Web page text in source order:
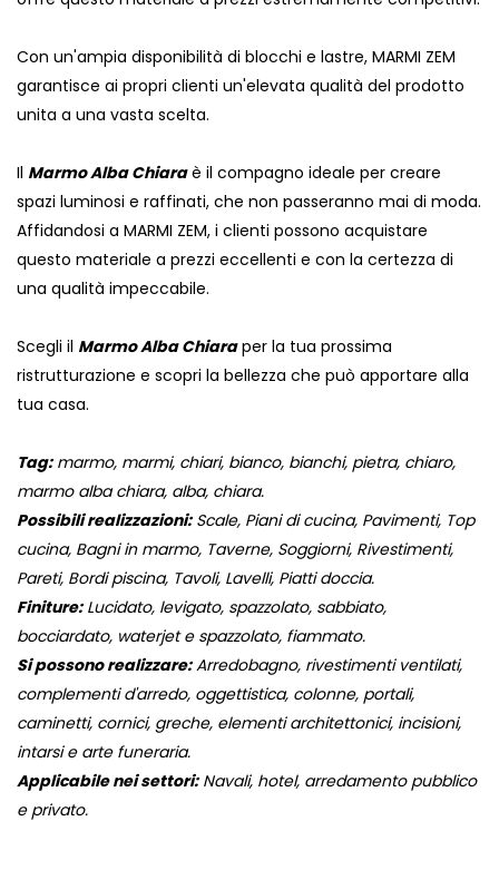
Con un'ampia disponibilità di blocchi e lastre, MARMI ZEM
garantisce ai propri clienti un'elevata qualità del prodotto
unita a una vasta scelta.
Il Marmo Alba Chiaraè il compagno ideale per creare
spazi luminosi e raffinati, che non passeranno mai di moda.
Affidandosi a MARMI ZEM, i clienti possono acquistare
questo materiale a prezzi eccellenti e con la certezza di
una qualità impeccabile.
Scegli il Marmo Alba Chiaraper la tua prossima
ristrutturazione e scopri la bellezza che può apportare alla
tua casa.
Tag:marmo, marmi, chiari, bianco, bianchi, pietra, chiaro,
marmo alba chiara, alba, chiara.
Possibili realizzazioni:Scale, Piani di cucina, Pavimenti, Top
cucina, Bagni in marmo, Taverne, Soggiorni, Rivestimenti,
Pareti, Bordi piscina, Tavoli, Lavelli, Piatti doccia.
Finiture:Lucidato, levigato, spazzolato, sabbiato,
bocciardato, waterjet e spazzolato, fiammato.
Si possono realizzare:Arredobagno, rivestimenti ventilati,
complementi d'arredo, oggettistica, colonne, portali,
caminetti, cornici, greche, elementi architettonici, incisioni,
intarsi e arte funeraria.
Applicabile nei settori:Navali, hotel, arredamento pubblico
e privato.